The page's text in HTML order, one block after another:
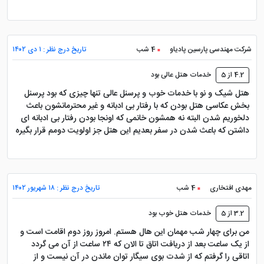
جزیره از گزینه هایی هستند که مهمانان پالاس معمولاً برای
خرید، گشت عصرگاهی یا تهیه سوغات در برنامه سفر خود
قرار می دهند.
اگر سفر شما خانوادگی است، این موقعیت اهمیت بیشتری
پیدا می کند؛ چون رفت وآمد کوتاه تر به بازارها، رستوران ها و
مراکز تفریحی باعث می شود زمان کمتری در مسیر باشید و
برنامه روزانه راحت تر پیش برود.
دسترسی به ساحل، اسکله و تفریحات
جزیره
هتل پالاس از نظر دسترسی به ساحل و مسیرهای تفریحی
نیز موقعیت خوبی دارد. ساحل مرجان، اسکله تفریحی، مسیر
شرکت مهندسی پارسین پادیاو 4 شب تاریخ درج نظر : ۱ دی ۱۴۰۲
4.2 از 5 خدمات هتل عالی بود
هتل شیک و نو با خدمات خوب و پرسنل عالی تنها چیزی که بود پرسنل
بخش عکاسی هتل بودن که با رفتار بی ادبانه و غیر محترمانشون باعث
دلخوریم شدن البته نه همشون خانمی که اونجا بودن رفتار بی ادبانه ای
داشتن که باعث شدن در سفر بعدیم این هتل جز اولویت دومم قرار بگیره
مهدی افتخاری 4 شب تاریخ درج نظر : ۱۸ شهریور ۱۴۰۲
3.2 از 5 خدمات هتل خوب بود
من برای چهار شب مهمان این هال هستم. امروز روز دوم اقامت است و
از یک ساعت بعد از دریافت اتاق تا الان که ۲۴ ساعت از آن می گردد
اتاقی را گرفتم که از شدت بوی سیگار توان ماندن در آن نیست و از